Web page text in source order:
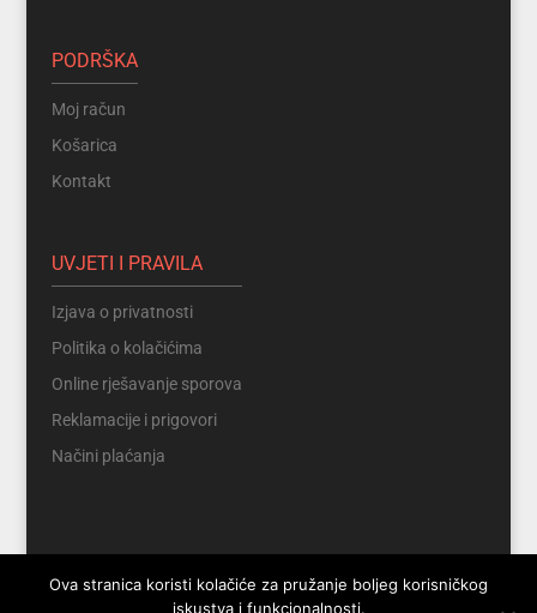
PODRŠKA
Moj račun
Košarica
Kontakt
UVJETI I PRAVILA
Izjava o privatnosti
Politika o kolačićima
Online rješavanje sporova
Reklamacije i prigovori
Načini plaćanja
Ova stranica koristi kolačiće za pružanje boljeg korisničkog
iskustva i funkcionalnosti.